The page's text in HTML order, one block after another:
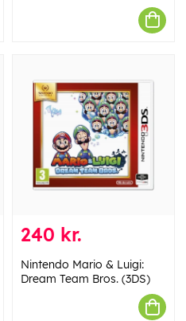
240 kr.
Nintendo Mario & Luigi:
Dream Team Bros. (3DS)